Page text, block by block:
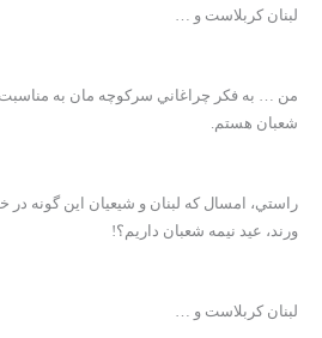
لبنان کربلاست و …
من … به فکر چراغاني سرکوچه مان به مناسبت
شعبان هستم.
راستي، امسال که لبنان و شيعيان اين گونه
ورند، عيد نيمه شعبان داريم؟!
لبنان کربلاست و …